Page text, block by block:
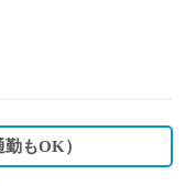
もOK）